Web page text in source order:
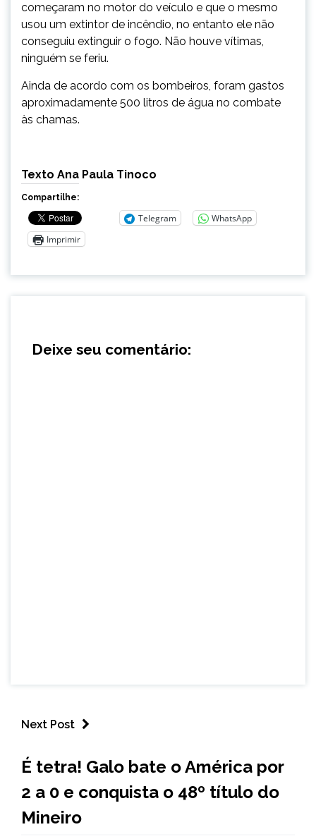
começaram no motor do veículo e que o mesmo
usou um extintor de incêndio, no entanto ele não
conseguiu extinguir o fogo. Não houve vítimas,
ninguém se feriu.
Ainda de acordo com os bombeiros, foram gastos
aproximadamente 500 litros de água no combate
às chamas.
Texto Ana Paula Tinoco
Compartilhe:
Telegram
WhatsApp
Imprimir
Deixe seu comentário:
Next Post
É tetra! Galo bate o América por
2 a 0 e conquista o 48º título do
Mineiro